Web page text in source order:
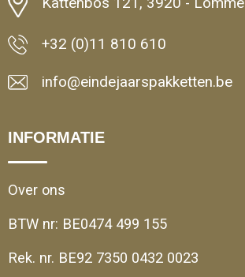
+32 (0)11 810 610
info@eindejaarspakketten.be
INFORMATIE
Over ons
BTW nr: BE0474 499 155
Rek. nr. BE92 7350 0432 0023